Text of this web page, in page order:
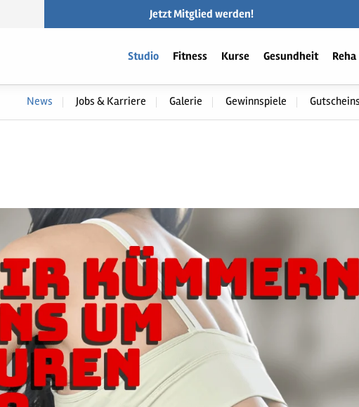
Jetzt Mitglied werden!
Studio Fitness Kurse Gesundheit Reha
News Jobs & Karriere Galerie Gewinnspiele